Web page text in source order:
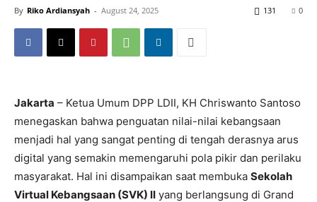
By Riko Ardiansyah - August 24, 2025 0
131
Jakarta – Ketua Umum DPP LDII, KH Chriswanto Santoso
menegaskan bahwa penguatan nilai-nilai kebangsaan
menjadi hal yang sangat penting di tengah derasnya arus
digital yang semakin memengaruhi pola pikir dan perilaku
masyarakat. Hal ini disampaikan saat membuka Sekolah
Virtual Kebangsaan (SVK) II yang berlangsung di Grand